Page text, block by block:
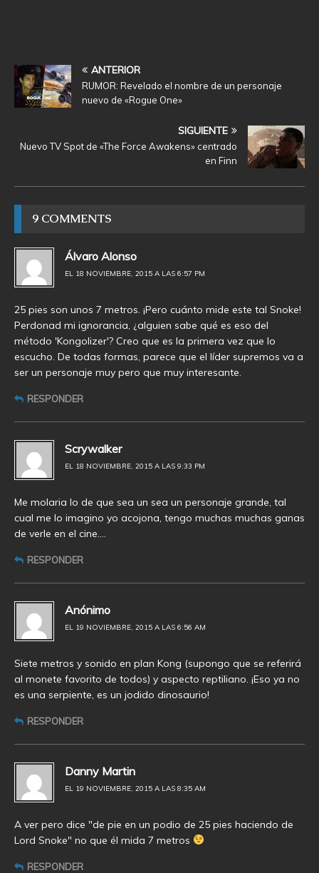
ANTERIOR
RUMOR: Revelado el nombre de un personaje
nuevo de «Rogue One»
SIGUIENTE
Nuevo TV Spot de «The Force Awakens» centrado
en Finn
9 COMMENTS
Álvaro Alonso
EL 18 NOVIEMBRE, 2015 A LAS 6:57 PM
25 pies son unos 7 metros. ¡Pero cuánto mide este tal Snoke!
Perdonad mi ignorancia, ¿alguien sabe qué es eso del
método 'Kongolizer'? Creo que es la primera vez que lo
escucho. De todas formas, parece que el líder supremos va a
ser un personaje muy pero que muy interesante.
RESPONDER
Scrywalker
EL 18 NOVIEMBRE, 2015 A LAS 9:33 PM
Me molaria lo de que sea un sea un personaje grande, tal
cual me lo imagino yo acojona, tengo muchas muchas ganas
de verle en el cine….
RESPONDER
Anónimo
EL 19 NOVIEMBRE, 2015 A LAS 6:56 AM
Siete metros y sonido en plan Kong (supongo que se referirá
al monete favorito de todos) y aspecto reptiliano. ¡Eso ya no
es una serpiente, es un jodido dinosaurio!
RESPONDER
Danny Martin
EL 19 NOVIEMBRE, 2015 A LAS 8:35 AM
A ver pero dice "de pie en un podio de 25 pies haciendo de
Lord Snoke" no que él mida 7 metros
RESPONDER